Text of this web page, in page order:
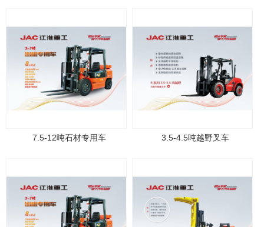
7.5-12吨石材专用车 3.5-4.5吨越野叉车